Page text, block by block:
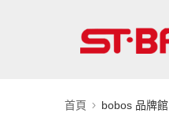
首頁 bobos 品牌館